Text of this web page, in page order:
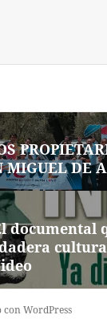
MIGUEL DE
documental
con WordPress